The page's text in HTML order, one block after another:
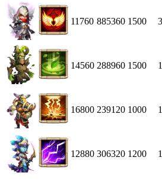
11760 885360 1500
14560 288960 1500
16800 239120 1000
12880 306320 1200